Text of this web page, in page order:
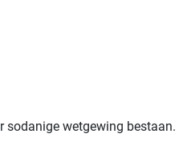
sodanige wetgewing bestaan.